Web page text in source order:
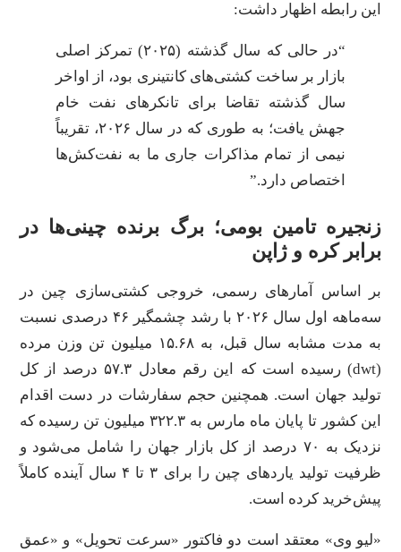
این رابطه اظهار داشت:
“در حالی که سال گذشته (۲۰۲۵) تمرکز اصلی
بازار بر ساخت کشتی‌های کانتینری بود، از اواخر
سال گذشته تقاضا برای تانکرهای نفت خام
جهش یافت؛ به طوری که در سال ۲۰۲۶، تقریباً
نیمی از تمام مذاکرات جاری ما به نفت‌کش‌ها
اختصاص دارد.”
زنجیره تامین بومی؛ برگ برنده چینی‌ها در
برابر کره و ژاپن
بر اساس آمارهای رسمی، خروجی کشتی‌سازی چین در
سه‌ماهه اول سال ۲۰۲۶ با رشد چشمگیر ۴۶ درصدی نسبت
به مدت مشابه سال قبل، به ۱۵.۶۸ میلیون تن وزن مرده
(dwt) رسیده است که این رقم معادل ۵۷.۳ درصد از کل
تولید جهان است. همچنین حجم سفارشات در دست اقدام
این کشور تا پایان ماه مارس به ۳۲۲.۳ میلیون تن رسیده که
نزدیک به ۷۰ درصد از کل بازار جهان را شامل می‌شود و
ظرفیت تولید یاردهای چین را برای ۳ تا ۴ سال آینده کاملاً
پیش‌خرید کرده است.
«لیو وی» معتقد است دو فاکتور «سرعت تحویل» و «عمق